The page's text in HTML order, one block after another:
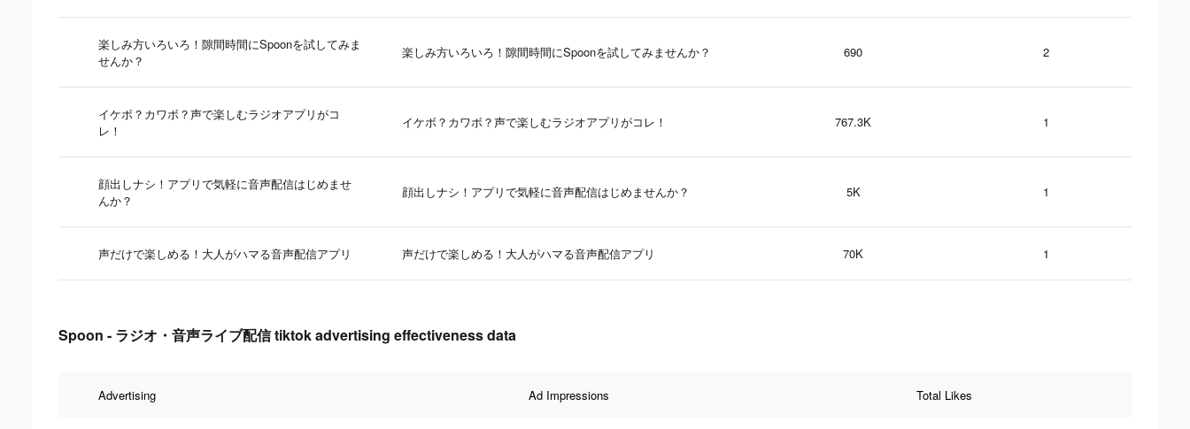
楽しみ方いろいろ！隙間時間にSpoonを試してみま
せんか？
楽しみ方いろいろ！隙間時間にSpoonを試してみませんか？ 690 2
イケボ？カワボ？声で楽しむラジオアプリがコ
レ！
イケボ？カワボ？声で楽しむラジオアプリがコレ！ 767.3K 1
顔出しナシ！アプリで気軽に音声配信はじめませ
んか？
顔出しナシ！アプリで気軽に音声配信はじめませんか？ 5K 1
声だけで楽しめる！大人がハマる音声配信アプリ 声だけで楽しめる！大人がハマる音声配信アプリ 70K 1
Spoon - ラジオ・音声ライブ配信 tiktok advertising effectiveness data
Advertising Ad Impressions Total Likes